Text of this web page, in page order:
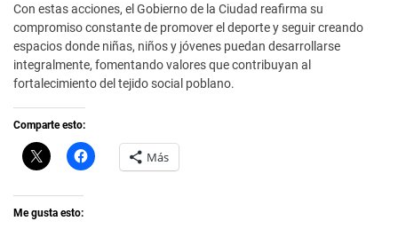
Con estas acciones, el Gobierno de la Ciudad reafirma su
compromiso constante de promover el deporte y seguir creando
espacios donde niñas, niños y jóvenes puedan desarrollarse
integralmente, fomentando valores que contribuyan al
fortalecimiento del tejido social poblano.
Comparte esto:
C
l
k
t
H
a Más
Me gusta esto: